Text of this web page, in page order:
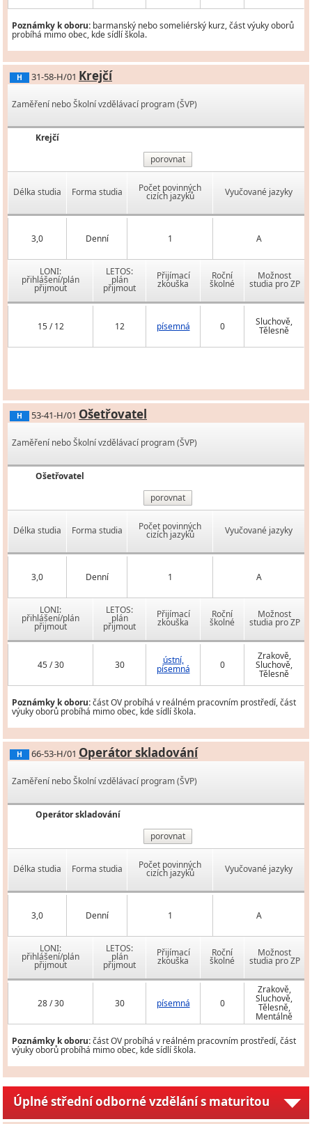
Poznámky k oboru: barmanský nebo someliérský kurz, část výuky oborů
probíhá mimo obec, kde sídlí škola.
H 31-58-H/01 Krejčí
Zaměření nebo Školní vzdělávací program (ŠVP)
Krejčí
porovnat
Délka studia Forma studia Počet povinných
cizích jazyků Vyučované jazyky
3,0 Denní 1 A
LONI:
přihlášení/plán
přijmout
LETOS:
plán
přijmout
Přijímací
zkouška
Roční
školné
Možnost
studia pro ZP
15 / 12 12 písemná 0 Sluchově,
Tělesně
H 53-41-H/01 Ošetřovatel
Zaměření nebo Školní vzdělávací program (ŠVP)
Ošetřovatel
porovnat
Délka studia Forma studia Počet povinných
cizích jazyků Vyučované jazyky
3,0 Denní 1 A
LONI:
přihlášení/plán
přijmout
LETOS:
plán
přijmout
Přijímací
zkouška
Roční
školné
Možnost
studia pro ZP
45 / 30 30 ústní,
písemná 0
Zrakově,
Sluchově,
Tělesně
Poznámky k oboru:část OV probíhá v reálném pracovním prostředí, část
výuky oborů probíhá mimo obec, kde sídlí škola.
H 66-53-H/01 Operátor skladování
Zaměření nebo Školní vzdělávací program (ŠVP)
Operátor skladování
porovnat
Délka studia Forma studia Počet povinných
cizích jazyků Vyučované jazyky
3,0 Denní 1 A
LONI:
přihlášení/plán
přijmout
LETOS:
plán
přijmout
Přijímací
zkouška
Roční
školné
Možnost
studia pro ZP
28 / 30 30 písemná 0
Zrakově,
Sluchově,
Tělesně,
Mentálně
Poznámky k oboru:část OV probíhá v reálném pracovním prostředí, část
výuky oborů probíhá mimo obec, kde sídlí škola.
Úplné střední odborné vzdělání s maturitou